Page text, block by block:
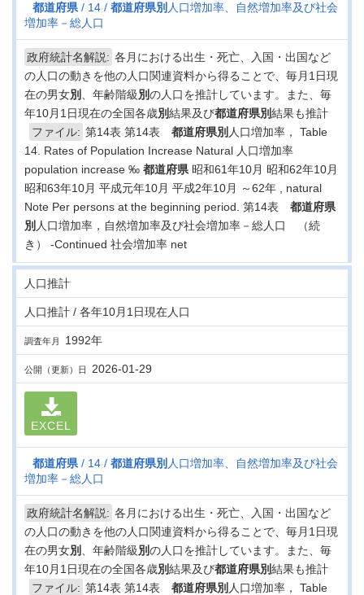
都道府県 14 都道府県別 人口増加率、自然増加率及び社会
増加率－総人口
政府統計名解説: 各月における出生・死亡、入国・出国など
の人口の動きを他の人口関連資料から得ることで、毎月1日現
在の男女別 、年齢階級別の人口を推計しています。また、毎
年10月1日現在の全国各歳別結果及び都道府県別結果も推計
ファイル: 第14表 第14表 都道府県別 人口増加率， Table
14. Rates of Population Increase Natural 人口増加率
population increase ‰ 都道府県昭和61年10月 昭和62年10月
昭和63年10月 平成元年10月 平成2年10月 ～62年 , natural
Note Per persons at the beginning period. 第14表 都道府県
別 人口増加率，自然増加率及び社会増加率－総人口 （続
き） -Continued 社会増加率 net
人口推計
人口推計 / 各年10月1日現在人口
調査年月 1992年
公開（更新）日 2026-01-29
EXCEL
都道府県 14 都道府県別 人口増加率、自然増加率及び社会
増加率－総人口
政府統計名解説: 各月における出生・死亡、入国・出国など
の人口の動きを他の人口関連資料から得ることで、毎月1日現
在の男女別 、年齢階級別の人口を推計しています。また、毎
年10月1日現在の全国各歳別結果及び都道府県別結果も推計
ファイル: 第14表 第14表 都道府県別 人口増加率， Table